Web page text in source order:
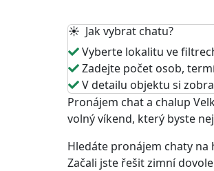
☀️ Jak vybrat chatu?
Vyberte lokalitu ve
Zadejte počet osob,
V detailu objektu si
Pronájem chat a chalup
volný víkend, který byste
Hledáte pronájem chaty na
Začali jste řešit zimní